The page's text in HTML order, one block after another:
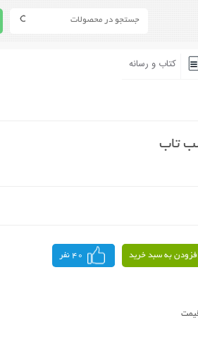
کتاب و رسانه
تاب
به سبد خرید 40 نفر